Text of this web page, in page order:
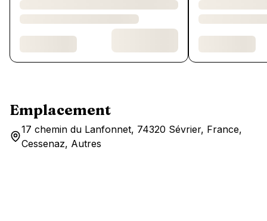
Emplacement
17 chemin du Lanfonnet, 74320 Sévrier, France,
Cessenaz, Autres